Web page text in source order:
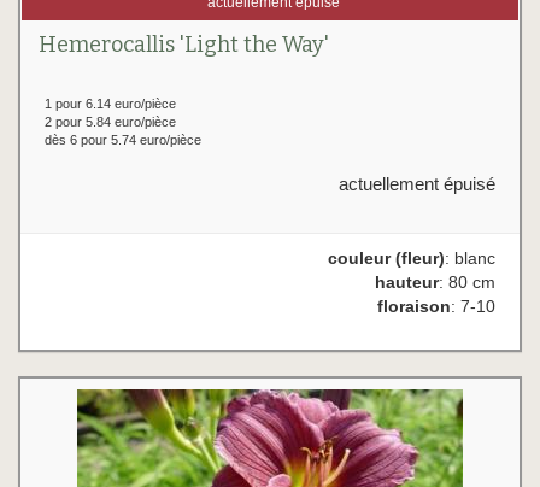
Hemerocallis 'Light the Way'
1 pour 6.14 euro/pièce
2 pour 5.84 euro/pièce
dès 6 pour 5.74 euro/pièce
actuellement épuisé
couleur (fleur): blanc
hauteur: 80 cm
floraison: 7-10